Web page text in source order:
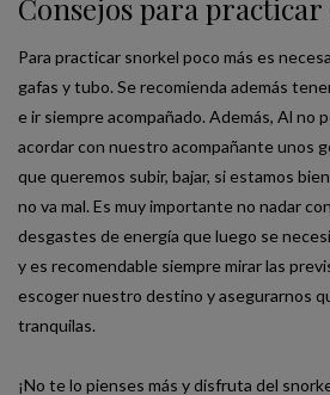
Consejos para practicar
Para practicar snorkel poco más es
gafas y tubo. Se recomienda además
e ir siempre acompañado. Además, Al no
acordar con nuestro acompañante unos
que queremos subir, bajar, si estamos
no va mal. Es muy importante no nadar
desgastes de energía que luego se
y es recomendable siempre mirar las
escoger nuestro destino y asegurarnos
tranquilas.
¡No te lo pienses más y disfruta del